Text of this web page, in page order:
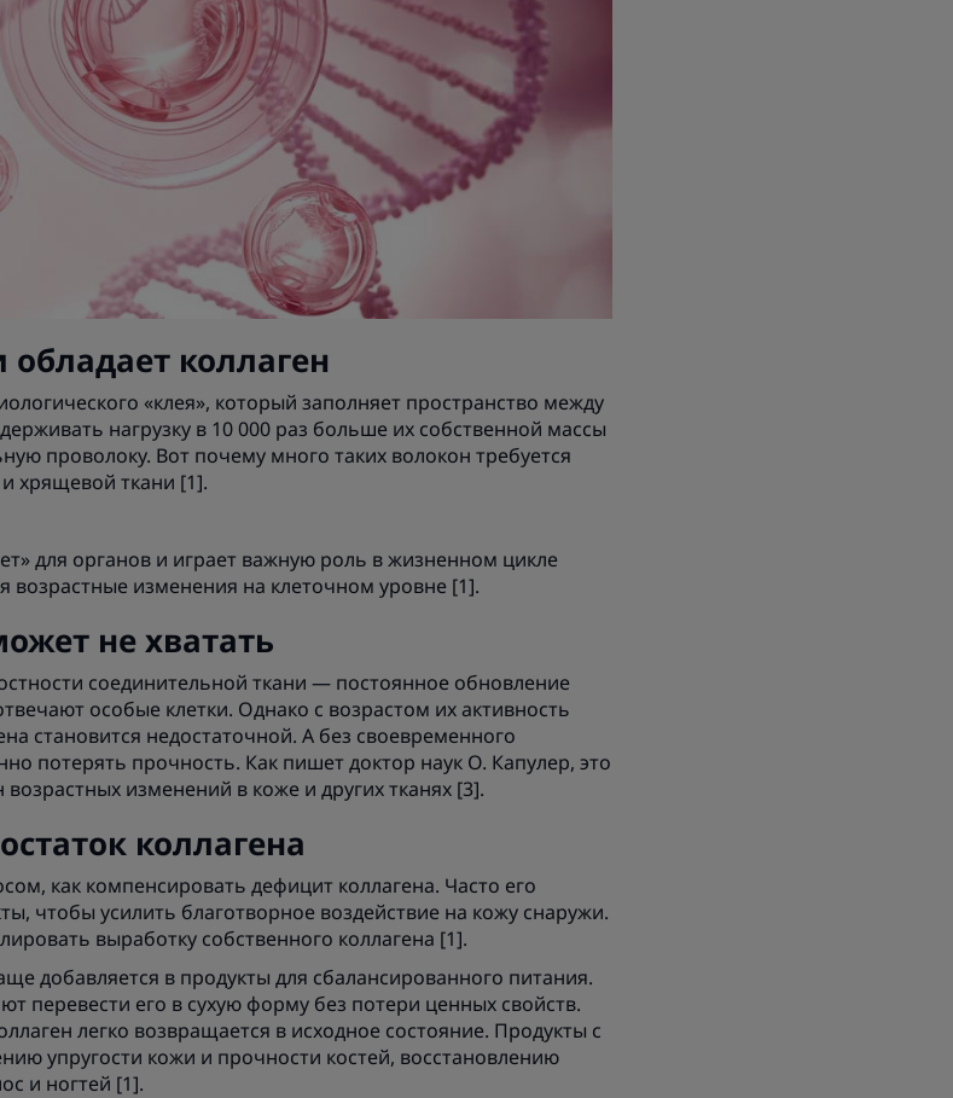
коллаген
«клея», который заполняет пространство между
нагрузку в 10 000 раз больше их собственной массы
проволоку. Вот почему много таких волокон требуется
хрящевой ткани [1].
для органов и играет важную роль в жизненном цикле
возрастные изменения на клеточном уровне [1].
не хватать
соединительной ткани — постоянное обновление
особые клетки. Однако с возрастом их активность
становится недостаточной. А без своевременного
потерять прочность. Как пишет доктор наук О. Капулер, это
изменений в коже и других тканях [3].
коллагена
как компенсировать дефицит коллагена. Часто его
чтобы усилить благотворное воздействие на кожу снаружи.
выработку собственного коллагена [1].
добавляется в продукты для сбалансированного питания.
перевести его в сухую форму без потери ценных свойств.
легко возвращается в исходное состояние. Продукты с
упругости кожи и прочности костей, восстановлению
и ногтей [1].